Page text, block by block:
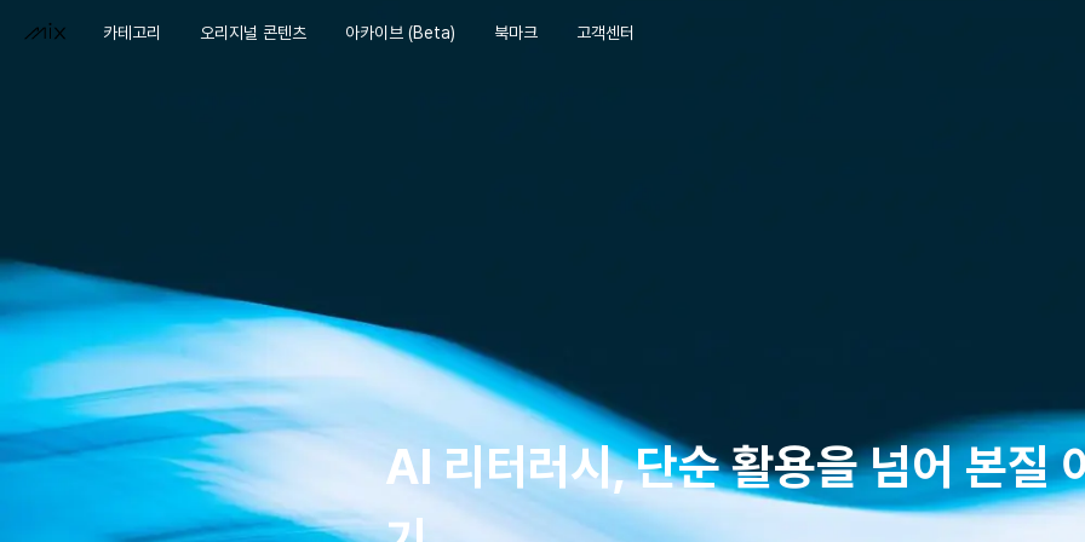
카테고리 오리지널 콘텐츠 아카이브 (Beta) 북마크 고객센터
AI 리터러시, 단순 활용을 넘어 본질